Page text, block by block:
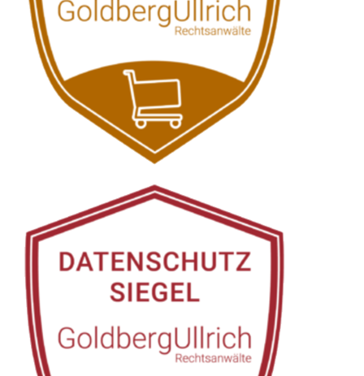
Senscheid:
↗️GoldbergUllrich
Rechtsanwälte -
✓Datenschutzrecht, IT-
Recht, Markenrecht,
Wirtschaftsrecht